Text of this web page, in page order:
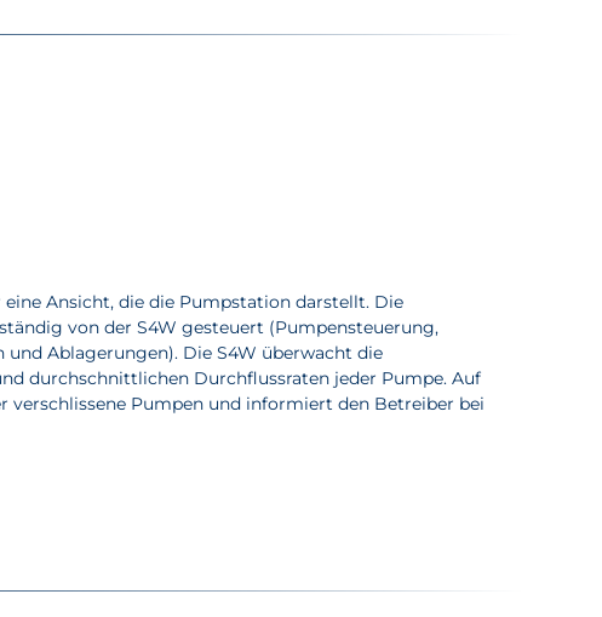
Ansicht, die die Pumpstation darstellt. Die
von der S4W gesteuert (Pumpensteuerung,
Ablagerungen). Die S4W überwacht die
durchschnittlichen Durchflussraten jeder Pumpe. Auf
verschlissene Pumpen und informiert den Betreiber bei